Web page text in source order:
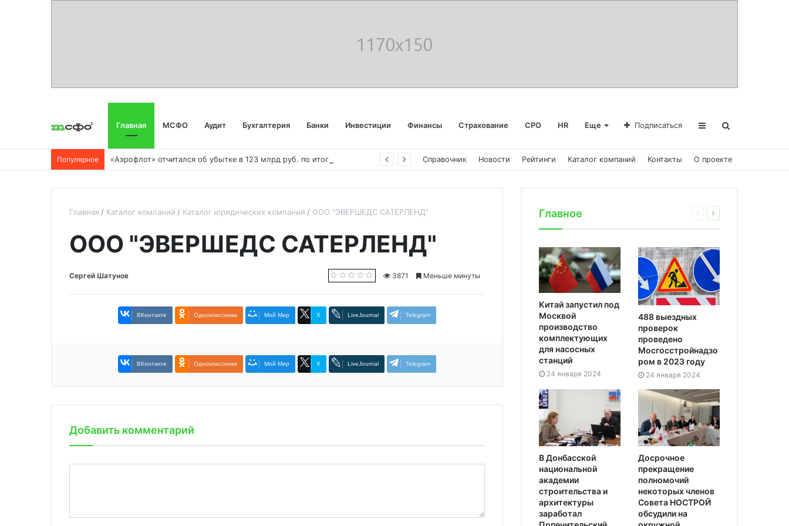
Главная МСФО Аудит Бухгалтерия Банки Инвестиции Финансы Страхование СРО HR Еще Подписаться
Популярное Справочник Новости Рейтинги Каталог компаний Контакты О проекте
Главная Каталог компаний Каталог юридических компаний ООО "ЭВЕРШЕДС САТЕРЛЕНД"
ООО "ЭВЕРШЕДС САТЕРЛЕНД"
Сергей Шатунов 3871 Меньше минуты
ВКонтакте Одноклассники Мой Мир X LiveJournal Telegram
ВКонтакте Одноклассники Мой Мир X LiveJournal Telegram
Добавить комментарий
Главное
Китай запустил под
Москвой
производство
комплектующих
для насосных
станций
24 января 2024
488 выездных
проверок
проведено
Мосгосстройнадзо
ром в 2023 году
24 января 2024
В Донбасской
национальной
академии
строительства и
архитектуры
заработал
Досрочное
прекращение
полномочий
некоторых членов
Совета НОСТРОЙ
обсудили на